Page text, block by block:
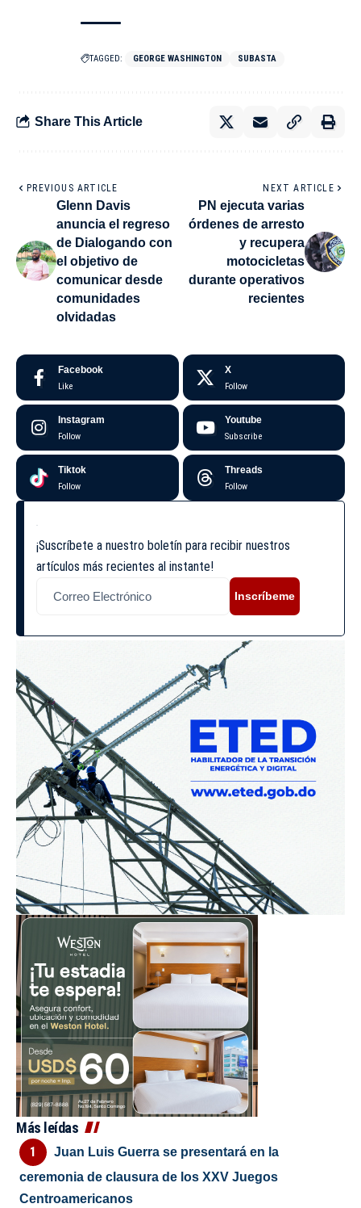
TAGGED: GEORGE WASHINGTON SUBASTA
Share This Article
PREVIOUS ARTICLE
Glenn Davis
anuncia el regreso
de Dialogando con
el objetivo de
comunicar desde
comunidades
olvidadas
NEXT ARTICLE
PN ejecuta varias
órdenes de arresto
y recupera
motocicletas
durante operativos
recientes
Facebook
Like
X
Follow
Instagram
Follow
Youtube
Subscribe
Tiktok
Follow
Threads
Follow
¡Suscríbete a nuestro boletín para recibir nuestros
artículos más recientes al instante!
Inscríbeme
Más leídas
Juan Luis Guerra se presentará en la
ceremonia de clausura de los XXV Juegos
Centroamericanos